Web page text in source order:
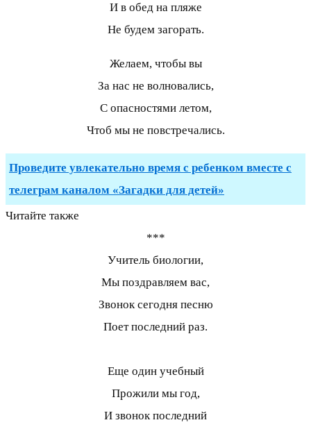
И в обед на пляже
Не будем загорать.
Желаем, чтобы вы
За нас не волновались,
С опасностями летом,
Чтоб мы не повстречались.
Проведите увлекательно время с ребенком вместе с
телеграм каналом «Загадки для детей»
Читайте также
***
Учитель биологии,
Мы поздравляем вас,
Звонок сегодня песню
Поет последний раз.
Еще один учебный
Прожили мы год,
И звонок последний